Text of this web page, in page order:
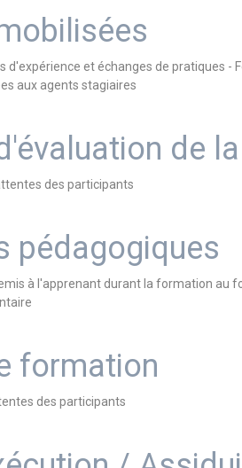
d'expérience et échanges de pratiques -
aux agents stagiaires
de
des participants
pédagogiques
à l'apprenant durant la formation au
formation
des participants